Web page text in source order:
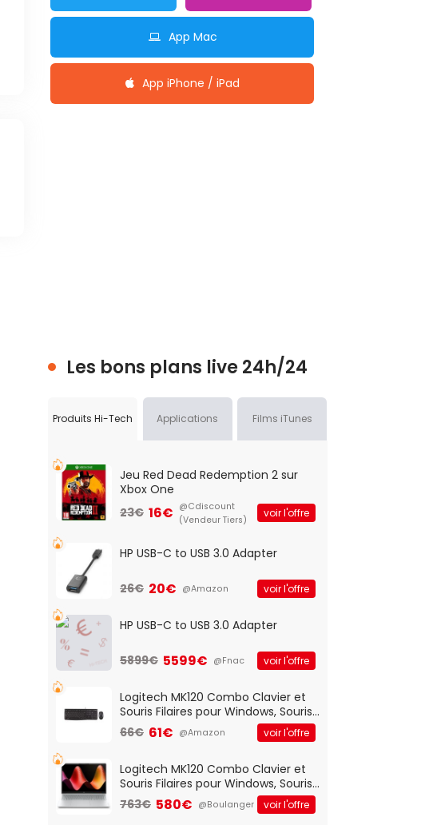
App Mac
App iPhone / iPad
Les bons plans live 24h/24
Produits Hi-Tech Applications Films iTunes
Jeu Red Dead Redemption 2 sur
Xbox One
23€ 16€ @Cdiscount
(Vendeur Tiers)
voir l'offre
HP USB-C to USB 3.0 Adapter
26€ 20€ @Amazon voir l'offre
HP USB-C to USB 3.0 Adapter
5899€ 5599€ @Fnac voir l'offre
Logitech MK120 Combo Clavier et
Souris Filaires pour Windows, Souris
Optique Filaire, Connexion USB Plug
And Play, Confortable, Taille
QWERTY UK - Noir
66€ 61€ @Amazon voir l'offre
Logitech MK120 Combo Clavier et
Souris Filaires pour Windows, Souris
Optique Filaire, Connexion USB Plug
And Play, Confortable, Taille
763€ 580€ @Boulanger voir l'offre